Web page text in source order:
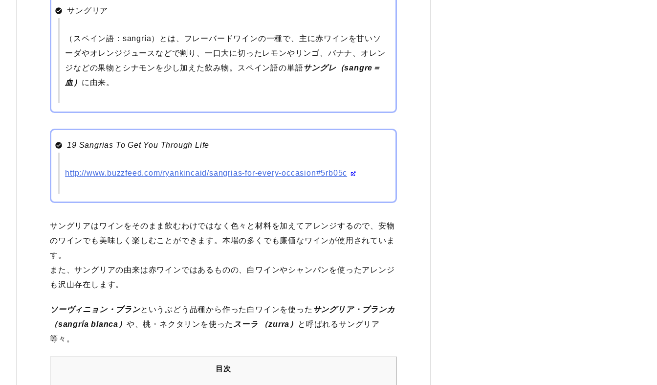
サングリア
（スペイン語：sangría）とは、フレーバードワインの一種で、主に赤ワインを甘いソ
ーダやオレンジジュースなどで割り、一口大に切ったレモンやリンゴ、バナナ、オレン
ジなどの果物とシナモンを少し加えた飲み物。スペイン語の単語サングレ（sangre＝
血） に由来。
19 Sangrias To Get You Through Life
http://www.buzzfeed.com/ryankincaid/sangrias-for-every-occasion#5rb05c
サングリアはワインをそのまま飲むわけではなく色々と材料を加えてアレンジするので、安物
のワインでも美味しく楽しむことができます。本場の多くでも廉価なワインが使用されていま
す。
また、サングリアの由来は赤ワインではあるものの、白ワインやシャンパンを使ったアレンジ
も沢山存在します。
ソーヴィニョン・ブランというぶどう品種から作った白ワインを使った サングリア・ブランカ
（sangría blanca） や、桃・ネクタリンを使った スーラ （zurra）
と呼ばれるサングリア
等々。
目次